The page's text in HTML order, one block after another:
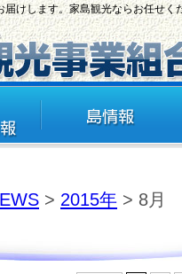
届けします。家島観光ならお任せく
> 2015年 > 8月